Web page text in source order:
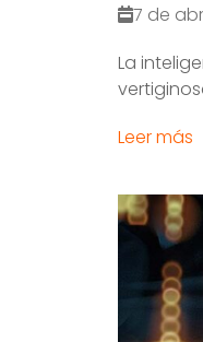
7 de
La
Leer más